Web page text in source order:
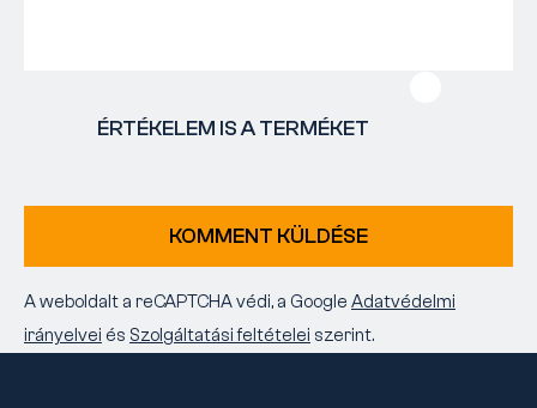
ÉRTÉKELEM IS A TERMÉKET
KOMMENT KÜLDÉSE
A weboldalt a reCAPTCHA védi, a Google Adatvédelmi
irányelvei és Szolgáltatási feltételei szerint.